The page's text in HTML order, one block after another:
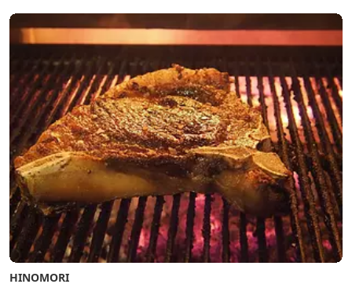
アイグニス」の入浴利用もできるキャンプリゾートです。
HINOMORI